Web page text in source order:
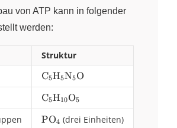
von ATP kann in folgender
werden:
Struktur
\ce{C5H5N5O}
CX
5HX
5NX
5O
\ce{C5H10O5}
CX
5HX
10OX
5
\ce{PO4}
POX
4 (drei Einheiten)